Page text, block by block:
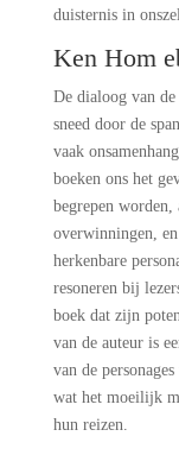
duisternis in
Ken Hom
De dialoog van de
sneed door de
vaak
boeken ons het
begrepen
overwinningen,
herkenbare
resoneren bij
boek dat zijn
van de auteur is
van de
wat het moeilijk
hun reizen.